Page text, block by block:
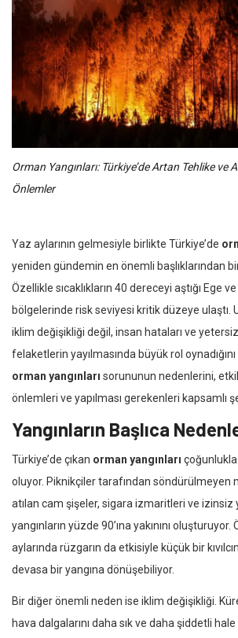
Orman Yangınları: Türkiye’de Artan Tehlike ve
Önlemler
Yaz aylarının gelmesiyle birlikte Türkiye’de
yeniden gündemin en önemli başlıklarından
Özellikle sıcaklıkların 40 dereceyi aştığı Ege
bölgelerinde risk seviyesi kritik düzeye ulaştı.
iklim değişikliği değil, insan hataları ve
felaketlerin yayılmasında büyük rol
orman yangınları sorununun nedenlerini,
önlemleri ve yapılması gerekenleri kapsamlı
Yangınların Başlıca
Türkiye’de çıkan orman yangınları çoğunlukla
oluyor. Piknikçiler tarafından söndürülmeyen
atılan cam şişeler, sigara izmaritleri ve izinsiz
yangınların yüzde 90’ına yakınını
aylarında rüzgarın da etkisiyle küçük bir
devasa bir yangına dönüşebiliyor.
Bir diğer önemli neden ise iklim değişikliği.
hava dalgalarını daha sık ve daha şiddetli